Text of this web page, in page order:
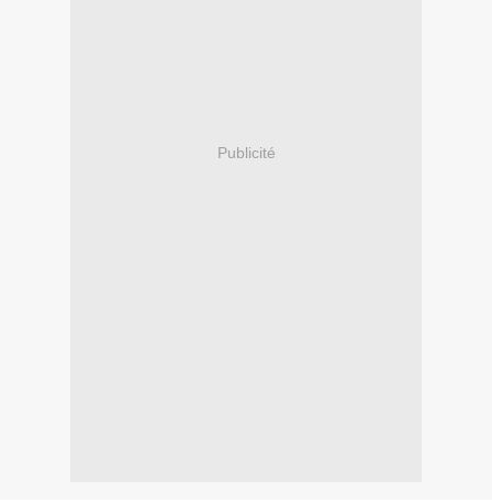
Publicité